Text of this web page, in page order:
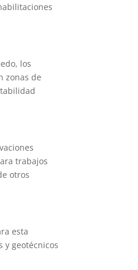
los
zonas de
trabajos
otros
esta
y geotécnicos